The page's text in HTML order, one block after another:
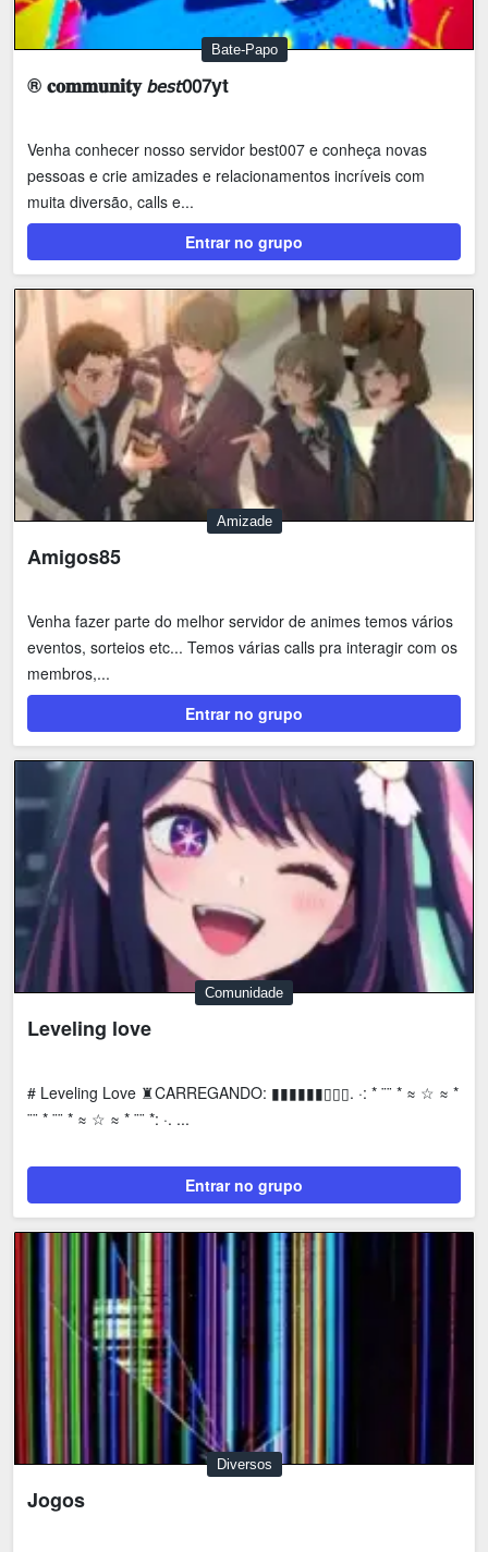
Bate-Papo
® 𝐜𝐨𝐦𝐦𝐮𝐧𝐢𝐭𝐲 𝘣𝘦𝘴𝘵𝟢𝟢𝟩yt
Venha conhecer nosso servidor best007 e conheça novas
pessoas e crie amizades e relacionamentos incríveis com
muita diversão, calls e...
Entrar no grupo
Amizade
Amigos85
Venha fazer parte do melhor servidor de animes temos vários
eventos, sorteios etc... Temos várias calls pra interagir com os
membros,...
Entrar no grupo
Comunidade
Leveling love
# Leveling Love ♜CARREGANDO: ▮▮▮▮▮▮▯▯▯. ·: * ¨¨ * ≈ ☆ ≈ *
¨¨ * ¨¨ * ≈ ☆ ≈ * ¨¨ *: ·. ...
Entrar no grupo
Diversos
Jogos